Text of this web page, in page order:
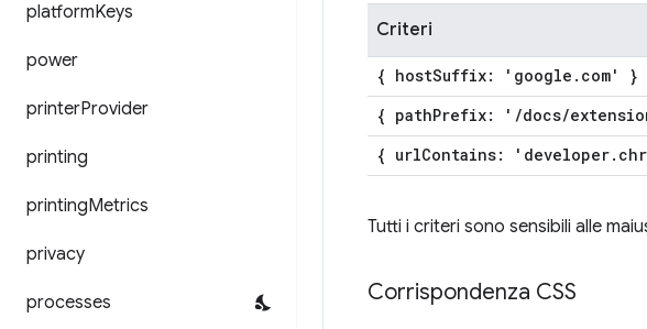
platformKeys
power
printerProvider
printing
printingMetrics
privacy
processes
Criteri
{ hostSuffix: 'google . com' }
{ pathPrefix: ' /docs/
{ urlContains: 'developer.
Tutti i criteri sono sensibili alle
Corrispondenza CSS